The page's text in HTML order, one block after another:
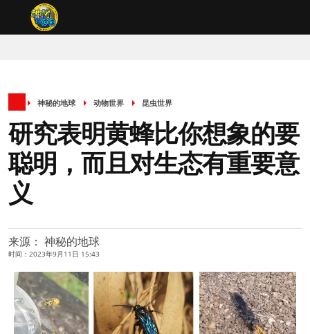
神秘的地球 动物世界 昆虫世界
研究表明黄蜂比你想象的要
聪明，而且对生态有重要意
义
来源： 神秘的地球
时间：2023年9月11日 15:43